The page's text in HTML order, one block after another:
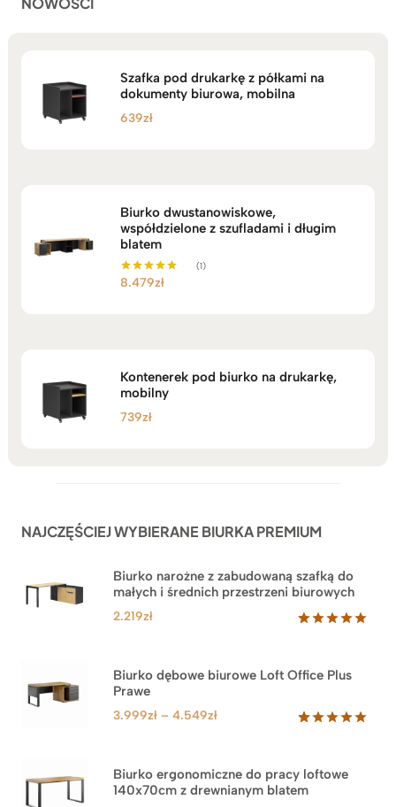
Szafka pod drukarkę z półkami na
dokumenty biurowa, mobilna
639zł
Biurko dwustanowiskowe,
współdzielone z szufladami i długim
blatem
Oceniono
(1)
8.479zł
Kontenerek pod biurko na drukarkę,
mobilny
739zł
NAJCZĘŚCIEJ WYBIERANE BIURKA PREMIUM
Biurko narożne z zabudowaną szafką do
małych i średnich przestrzeni biurowych
na
podstawie
klienta
2.219zł
Biurko dębowe biurowe Loft Office Plus
Prawe
na
podstawie
ocen
3.999zł – 4.549złZakres
3.999zł
do
Biurko ergonomiczne do pracy loftowe
140x70cm z drewnianym blatem